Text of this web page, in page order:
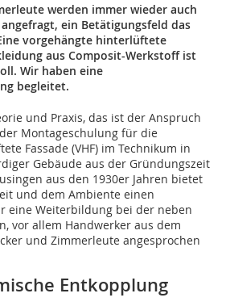
werden immer wieder auch
ein Betätigungsfeld das
vorgehängte hinterlüftete
aus Composit-Werkstoff ist
Wir haben eine
begleitet.
und Praxis, das ist der Anspruch
Montageschulung für die
Fassade (VHF) im Technikum in
Gebäude aus der Gründungszeit
aus den 1930er Jahren bietet
und dem Ambiente einen
eine Weiterbildung bei der neben
vor allem Handwerker aus dem
und Zimmerleute angesprochen
Entkopplung